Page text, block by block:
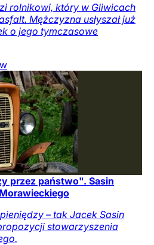
rolnikowi, który w Gliwicach
Mężczyzna usłyszał już
o jego tymczasowe
przez państwo". Sasin
– tak Jacek Sasin
stowarzyszenia